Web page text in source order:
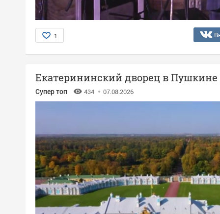
1
Екатерининский дворец в Пушкине
Супер топ 434 07.08.2026